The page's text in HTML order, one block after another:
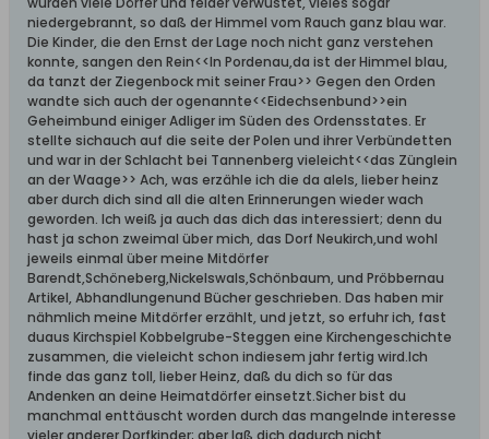
niedergebrannt, so daß der Himmel vom Rauch ganz blau war.
Die Kinder, die den Ernst der Lage noch nicht ganz verstehen
konnte, sangen den Rein<<In Pordenau,da ist der Himmel blau,
da tanzt der Ziegenbock mit seiner Frau>> Gegen den Orden
wandte sich auch der ogenannte<<Eidechsenbund>>ein
Geheimbund einiger Adliger im Süden des Ordensstates. Er
stellte sichauch auf die seite der Polen und ihrer Verbündetten
und war in der Schlacht bei Tannenberg vieleicht<<das Zünglein
an der Waage>> Ach, was erzähle ich die da alels, lieber heinz
aber durch dich sind all die alten Erinnerungen wieder wach
geworden. Ich weiß ja auch das dich das interessiert; denn du
hast ja schon zweimal über mich, das Dorf Neukirch,und wohl
jeweils einmal über meine Mitdörfer
Barendt,Schöneberg,Nickelswals,Schönbaum, und Pröbbernau
Artikel, Abhandlungenund Bücher geschrieben. Das haben mir
nähmlich meine Mitdörfer erzählt, und jetzt, so erfuhr ich, fast
duaus Kirchspiel Kobbelgrube-Steggen eine Kirchengeschichte
zusammen, die vieleicht schon indiesem jahr fertig wird.Ich
finde das ganz toll, lieber Heinz, daß du dich so für das
Andenken an deine Heimatdörfer einsetzt.Sicher bist du
manchmal enttäuscht worden durch das mangelnde interesse
vieler anderer Dorfkinder; aber laß dich dadurch nicht